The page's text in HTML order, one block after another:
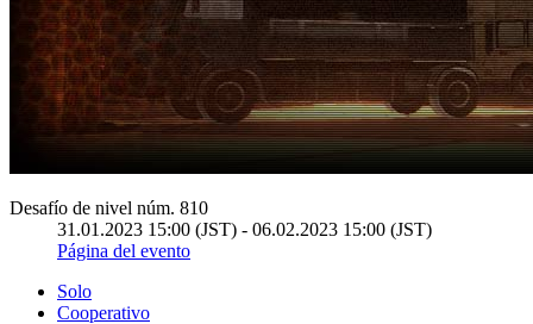
Desafío de nivel núm. 810
31.01.2023 15:00 (JST) - 06.02.2023 15:00 (JST)
Página del evento
Solo
Cooperativo